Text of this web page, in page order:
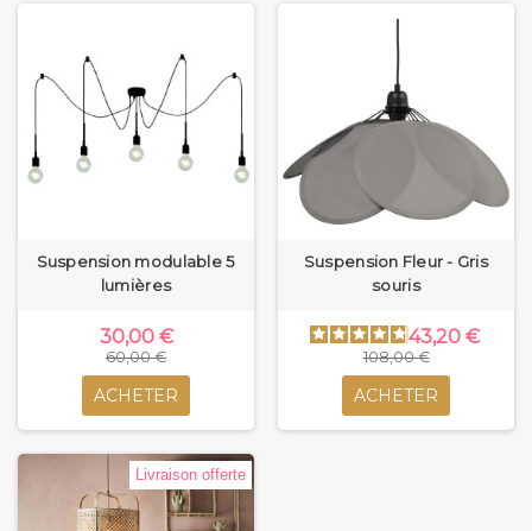
Suspension modulable 5
lumières
30,00 €
60,00 €
ACHETER
Suspension Fleur - Gris
souris
43,20 €
108,00 €
ACHETER
Livraison offerte